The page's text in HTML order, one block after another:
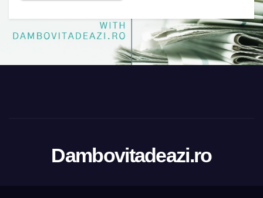
Dambovitadeazi.ro